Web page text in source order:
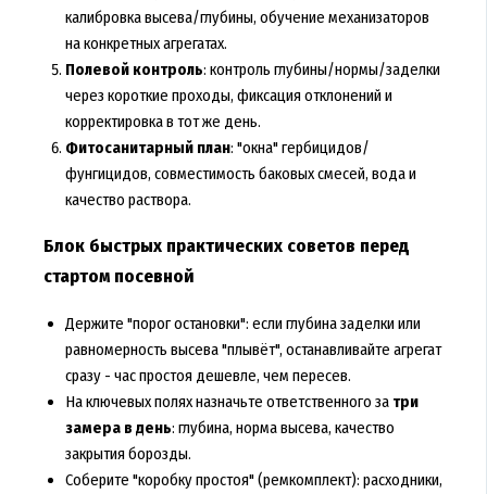
калибровка высева/глубины, обучение механизаторов
на конкретных агрегатах.
Полевой контроль: контроль глубины/нормы/заделки
через короткие проходы, фиксация отклонений и
корректировка в тот же день.
Фитосанитарный план: "окна" гербицидов/
фунгицидов, совместимость баковых смесей, вода и
качество раствора.
Блок быстрых практических советов перед
стартом посевной
Держите "порог остановки": если глубина заделки или
равномерность высева "плывёт", останавливайте агрегат
сразу - час простоя дешевле, чем пересев.
На ключевых полях назначьте ответственного за три
замера в день: глубина, норма высева, качество
закрытия борозды.
Соберите "коробку простоя" (ремкомплект): расходники,